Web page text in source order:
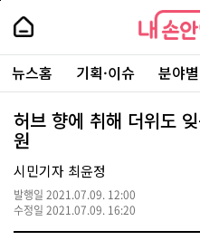
본
로
가
내
손
안
에
서
울
-
서
울
시
대
표
소
통
포
내
손
에
울
주
요
서
뉴스홈 기획·이슈 분야
허브 향에 취해 더위도
원
시민기자 최윤정
발행일 2021.07.09. 12:00
수정일 2021.07.09. 16:20
페
상
단
로